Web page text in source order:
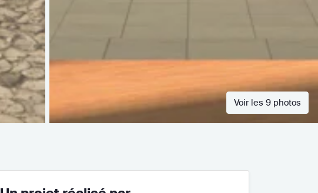
Voir les 9 photos